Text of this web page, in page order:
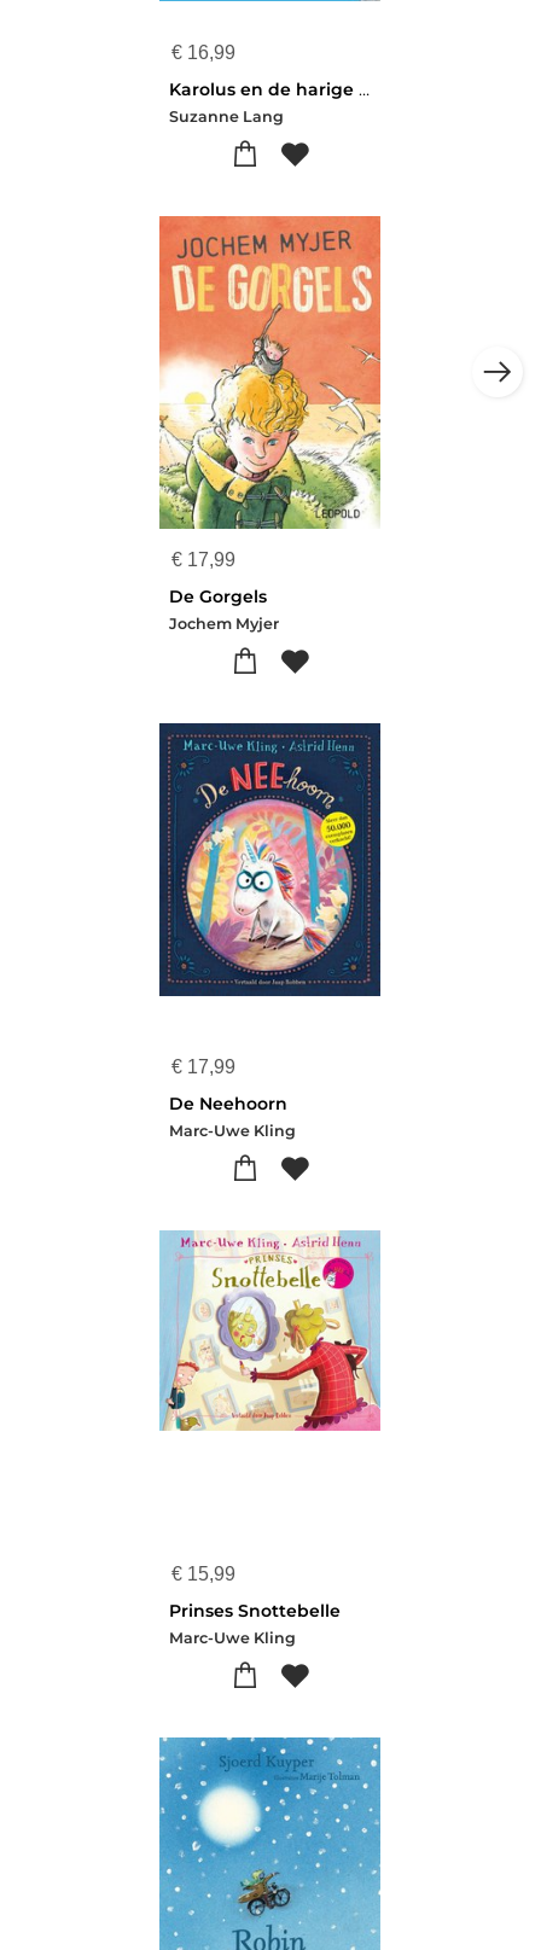
€ 16,99
Karolus en de harige dino's
Suzanne Lang
€ 17,99
De Gorgels
Jochem Myjer
€ 17,99
De Neehoorn
Marc-Uwe Kling
€ 15,99
Prinses Snottebelle
Marc-Uwe Kling